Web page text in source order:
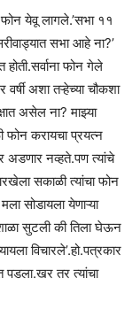
येवू लागले.’सभा ११
सभा आहे ना?’
फोन गेले
अशा तऱ्हेच्या चौकशा
असेल ना? माझ्या
फोन करायचा प्रयत्न
नव्हते.पण त्यांचे
सकाळी त्यांचा फोन
सोडायला येणाऱ्या
शाळा सुटली की तिला घेऊन
विचारले’.हो.पत्रकार
पडला.खर तर त्यांचा